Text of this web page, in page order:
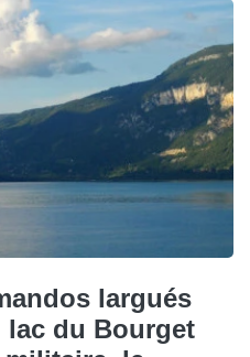
largués
lac du Bourget